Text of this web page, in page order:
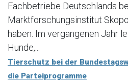
Fachbetriebe Deutschlands
Marktforschungsinstitut
haben. Im vergangenen Jahr
Hunde,...
Tierschutz bei der
die Parteiprogramme